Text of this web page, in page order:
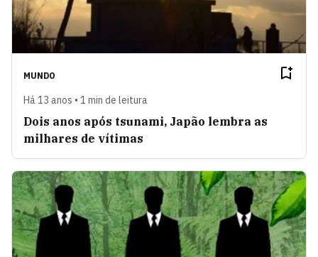
MUNDO
Há 13 anos • 1 min de leitura
Dois anos após tsunami, Japão lembra as
milhares de vítimas